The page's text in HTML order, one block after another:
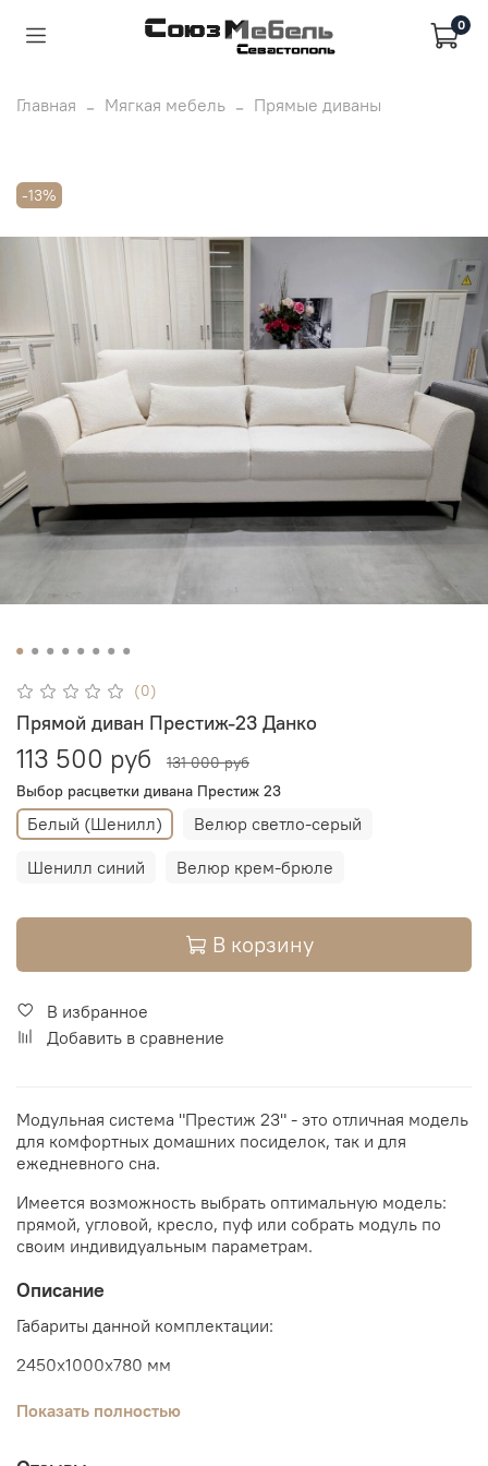
0
Главная Мягкая мебель Прямые диваны
-13%
(0)
Прямой диван Престиж-23 Данко
113 500 руб
131 000 руб
Выбор расцветки дивана Престиж 23
Белый (Шенилл)
Велюр светло-серый
Шенилл синий
Велюр крем-брюле
В корзину
В избранное
Добавить в сравнение
Модульная система "Престиж 23" - это отличная модель
для комфортных домашних посиделок, так и для
ежедневного сна.
Имеется возможность выбрать оптимальную модель:
прямой, угловой, кресло, пуф или собрать модуль по
своим индивидуальным параметрам.
Описание
Габариты данной комплектации:
2450х1000х780 мм
с.м. 2000х1500 мм
Показать полностью